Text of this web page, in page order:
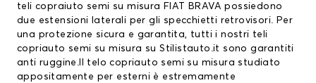
teli copraiuto semi su misura FIAT BRAVA possiedono
due estensioni laterali per gli specchietti retrovisori. Per
una protezione sicura e garantita, tutti i nostri teli
copriauto semi su misura su Stilistauto.it sono garantiti
anti ruggine.Il telo copriauto semi su misura studiato
appositamente per esterni è estremamente